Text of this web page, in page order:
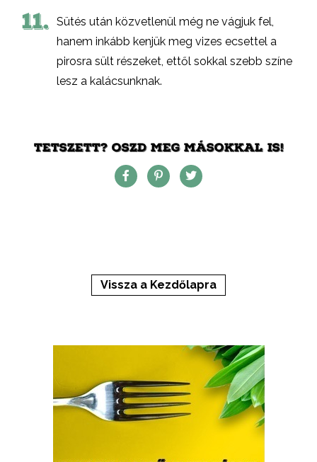
11. Sütés után közvetlenül még ne vágjuk fel,
hanem inkább kenjük meg vizes ecsettel a
pirosra sült részeket, ettől sokkal szebb színe
lesz a kalácsunknak.
TETSZETT? OSZD MEG MÁSOKKAL IS!
Vissza a Kezdőlapra